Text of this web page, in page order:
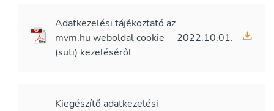
Adatkezelési tájékoztató az
mvm.hu weboldal cookie
(süti) kezeléséről
2022.10.01.
Kiegészítő adatkezelési